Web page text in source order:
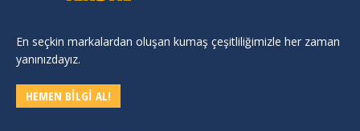
En seçkin markalardan oluşan kumaş çeşitliliğimizle her zaman
yanınızdayız.
HEMEN BİLGİ AL!